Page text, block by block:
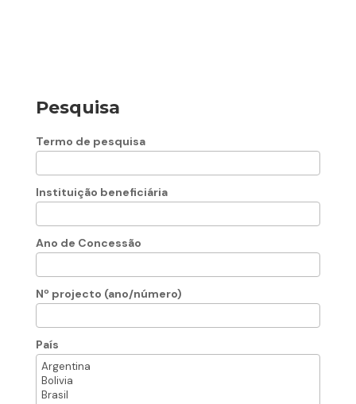
Pesquisa
Termo de pesquisa
Instituição beneficiária
Ano de Concessão
Nº projecto (ano/número)
País